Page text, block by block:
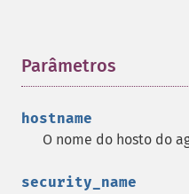
Parâmetros
hostname
O nome do hosto do
security_name